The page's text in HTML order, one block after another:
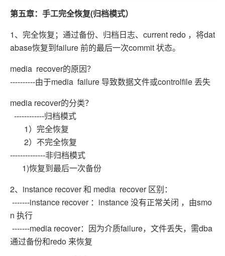
第五章：手工完全恢复(归档模式）
1、完全恢复；通过备份、归档日志、current redo ，将dat
abase恢复到failure 前的最后一次commit 状态。
media recover的原因？
----------由于media failure 导致数据文件或controlfile 丢失
media recover的分类？
------------归档模式
1）完全恢复
2）不完全恢复
--------------非归档模式
1)恢复到最后一次备份
2、instance recover 和 media recover 区别：
-------instance recover ：instance 没有正常关闭 ，由smo
n 执行
-------media recover：因为介质failure，文件丢失，需dba
通过备份和redo 来恢复